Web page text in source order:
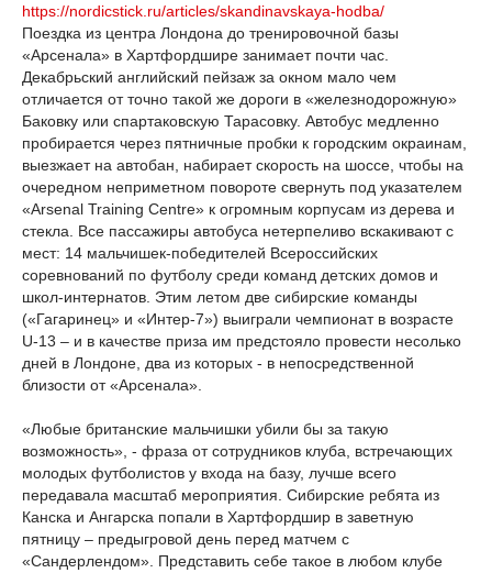
https://nordicstick.ru/articles/skandinavskaya-hodba/
Поездка из центра Лондона до тренировочной базы
«Арсенала» в Хартфордшире занимает почти час.
Декабрьский английский пейзаж за окном мало чем
отличается от точно такой же дороги в «железнодорожную»
Баковку или спартаковскую Тарасовку. Автобус медленно
пробирается через пятничные пробки к городским окраинам,
выезжает на автобан, набирает скорость на шоссе, чтобы на
очередном неприметном повороте свернуть под указателем
«Arsenal Training Centre» к огромным корпусам из дерева и
стекла. Все пассажиры автобуса нетерпеливо вскакивают с
мест: 14 мальчишек-победителей Всероссийских
соревнований по футболу среди команд детских домов и
школ-интернатов. Этим летом две сибирские команды
(«Гагаринец» и «Интер-7») выиграли чемпионат в возрасте
U-13 – и в качестве приза им предстояло провести несолько
дней в Лондоне, два из которых - в непосредственной
близости от «Арсенала».
«Любые британские мальчишки убили бы за такую
возможность», - фраза от сотрудников клуба, встречающих
молодых футболистов у входа на базу, лучше всего
передавала масштаб мероприятия. Сибирские ребята из
Канска и Ангарска попали в Хартфордшир в заветную
пятницу – предыгровой день перед матчем с
«Сандерлендом». Представить себе такое в любом клубе